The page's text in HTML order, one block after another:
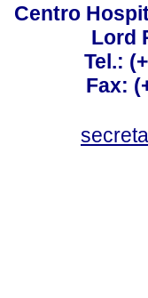
Centro
Lord
Tel.:
Fax: